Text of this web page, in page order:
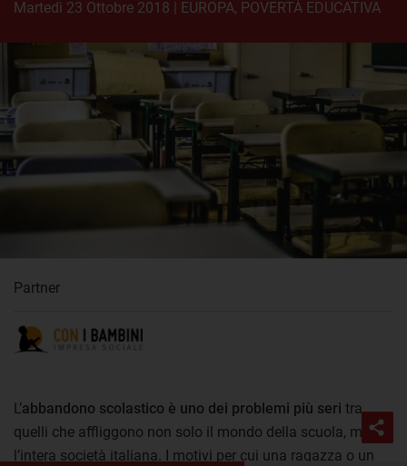
martedì 23 Ottobre 2018 EUROPA, POVERTÀ EDUCATIVA
Partner
L’abbandono scolastico è uno dei problemi più seri tra
quelli che affliggono non solo il mondo della scuola, ma
l’intera società italiana. I motivi per cui una ragazza o un